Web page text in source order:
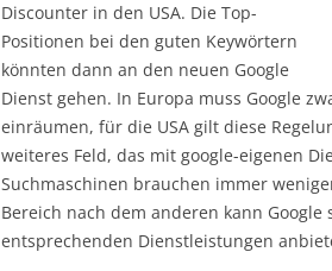
Discounter in den USA. Die Top-
Positionen bei den guten Keywörtern
könnten dann an den neuen Google
Dienst gehen. In Europa muss Google
einräumen, für die USA gilt diese
weiteres Feld, das mit google-eigenen
Suchmaschinen brauchen immer
Bereich nach dem anderen kann
entsprechenden Dienstleistungen